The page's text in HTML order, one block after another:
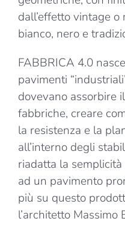
dall’effetto vintage
bianco, nero e
FABBRICA 4.0
pavimenti
dovevano assorbire
fabbriche, creare
la resistenza e la
all’interno degli
riadatta la
ad un pavimento
più su questo
l’architetto Massimo